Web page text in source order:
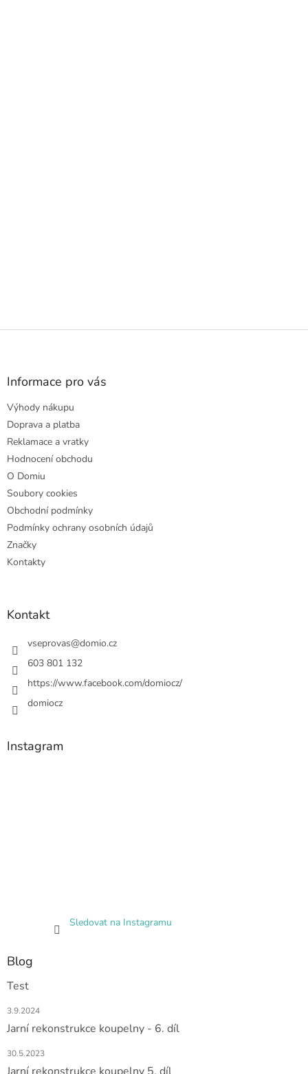
Z
Informace pro vás
Výhody nákupu
Doprava a platba
Reklamace a vratky
Hodnocení obchodu
O Domiu
Soubory cookies
Obchodní podmínky
Podmínky ochrany osobních údajů
Značky
Kontakty
Kontakt
vseprovas@domio.cz
603 801 132
https://www.facebook.com/domiocz/
domiocz
Instagram
Sledovat na Instagramu
Blog
Test
3.9.2024
Jarní rekonstrukce koupelny - 6. díl
30.5.2023